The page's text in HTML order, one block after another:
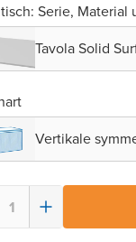
Serie, Material
Tavola Solid
Vertikale